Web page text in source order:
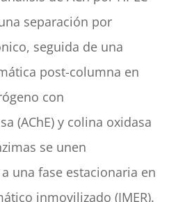
separación por
seguida de una
post-columna en
con
(AChE) y colina oxidasa
se unen
una fase estacionaria en
inmovilizado (IMER).